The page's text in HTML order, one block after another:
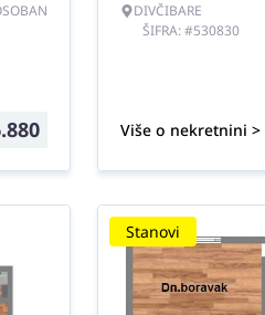
DIVČIBARE
ŠIFRA: #530830
Više o nekretnini >
Stanovi